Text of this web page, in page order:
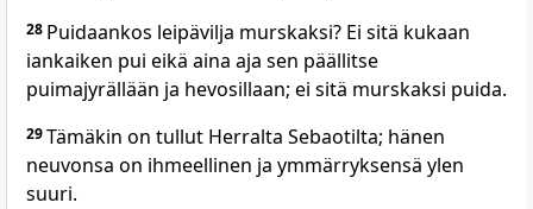
28 Puidaankos leipävilja murskaksi? Ei sitä kukaan
iankaiken pui eikä aina aja sen päällitse
puimajyrällään ja hevosillaan; ei sitä murskaksi puida.
29Tämäkin on tullut Herralta Sebaotilta; hänen
neuvonsa on ihmeellinen ja ymmärryksensä ylen
suuri.